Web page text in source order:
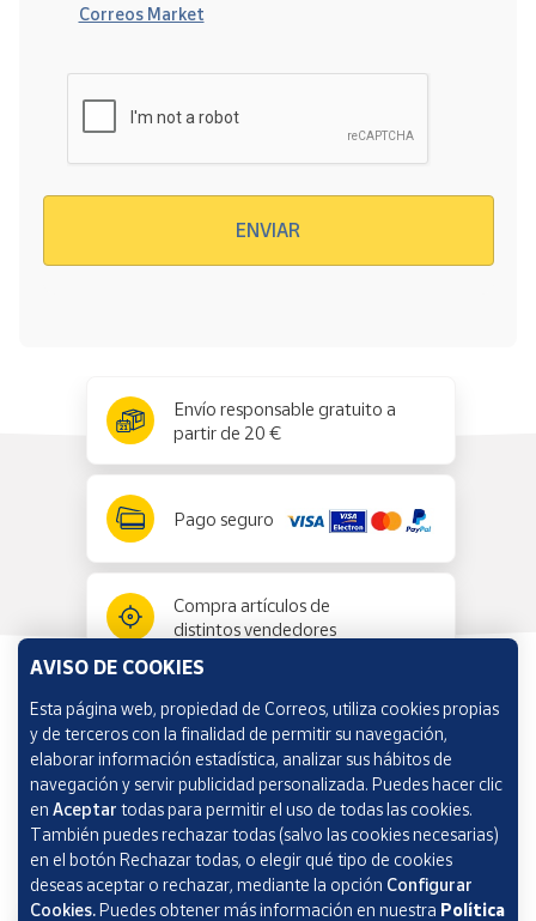
Correos Market
ENVIAR
Envío responsable gratuito a
partir de 20 €
Pago seguro
Compra artículos de
distintos vendedores
Información y ayuda
Correos Market
AVISO DE COOKIES
Esta página web, propiedad de Correos, utiliza cookies propias
y de terceros con la finalidad de permitir su navegación,
elaborar información estadística, analizar sus hábitos de
navegación y servir publicidad personalizada. Puedes hacer clic
en Aceptar todas para permitir el uso de todas las cookies.
También puedes rechazar todas (salvo las cookies necesarias)
en el botón Rechazar todas, o elegir qué tipo de cookies
deseas aceptar o rechazar, mediante la opción Configurar
Cookies.Puedes obtener más información en nuestra Política